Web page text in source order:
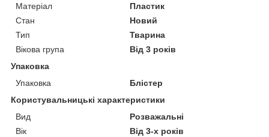
Матеріал
Пластик
Стан
Новий
Тип
Тварина
Вікова група
Від 3 років
Упаковка
Упаковка
Блістер
Користувальницькі характеристики
Вид
Розважальні
Вік
Від 3-х років